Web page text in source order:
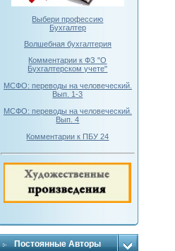
Выбери профессию
Бухгалтер
Волшебная бухгалтерия
Комментарии к ФЗ "О
Бухгалтерском учете"
МСФО: переводы на человеческий.
Вып. 1-3
МСФО: переводы на человеческий.
Вып. 4
Комментарии к ПБУ 24
Постоянные Авторы